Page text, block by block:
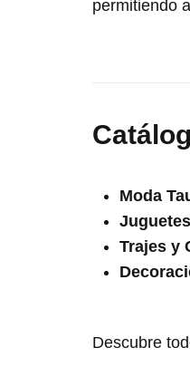
permitiendo
Moda
Trajes y
Descubre